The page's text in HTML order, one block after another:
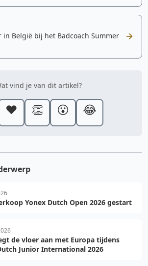
in België bij het Badcoach Summer
vind je van dit artikel?
❤️ 👏 😮 😂
Yonex Dutch Open 2026 gestart
de vloer aan met Europa tijdens
Junior International 2026